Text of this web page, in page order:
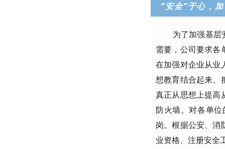
“安全”于心，
为了加强基层
需要，公司要求各
在加强对企业从业
想教育结合起来、
真正从思想上提高
防火墙。对各单
岗。根据公安、消
业资格、注册安全